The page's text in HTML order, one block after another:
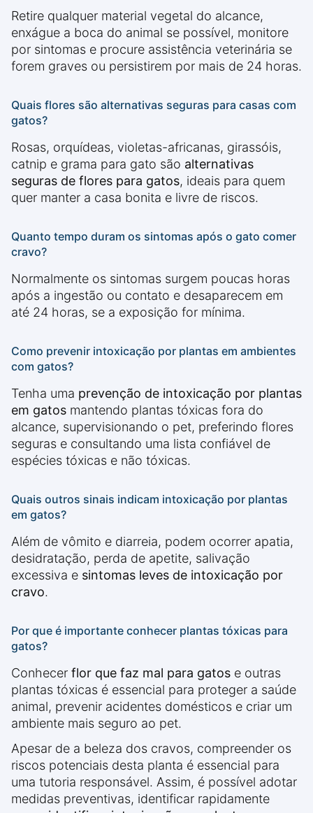
Retire qualquer material vegetal do alcance,
enxágue a boca do animal se possível, monitore
por sintomas e procure assistência veterinária se
forem graves ou persistirem por mais de 24 horas.
Quais flores são alternativas seguras para casas com
gatos?
Rosas, orquídeas, violetas-africanas, girassóis,
catnip e grama para gato são alternativas
seguras de flores para gatos, ideais para quem
quer manter a casa bonita e livre de riscos.
Quanto tempo duram os sintomas após o gato comer
cravo?
Normalmente os sintomas surgem poucas horas
após a ingestão ou contato e desaparecem em
até 24 horas, se a exposição for mínima.
Como prevenir intoxicação por plantas em ambientes
com gatos?
Tenha uma prevenção de intoxicação por plantas
em gatos mantendo plantas tóxicas fora do
alcance, supervisionando o pet, preferindo flores
seguras e consultando uma lista confiável de
espécies tóxicas e não tóxicas.
Quais outros sinais indicam intoxicação por plantas
em gatos?
Além de vômito e diarreia, podem ocorrer apatia,
desidratação, perda de apetite, salivação
excessiva e sintomas leves de intoxicação por
cravo.
Por que é importante conhecer plantas tóxicas para
gatos?
Conhecer flor que faz mal para gatos e outras
plantas tóxicas é essencial para proteger a saúde
animal, prevenir acidentes domésticos e criar um
ambiente mais seguro ao pet.
Apesar de a beleza dos cravos, compreender os
riscos potenciais desta planta é essencial para
uma tutoria responsável. Assim, é possível adotar
medidas preventivas, identificar rapidamente